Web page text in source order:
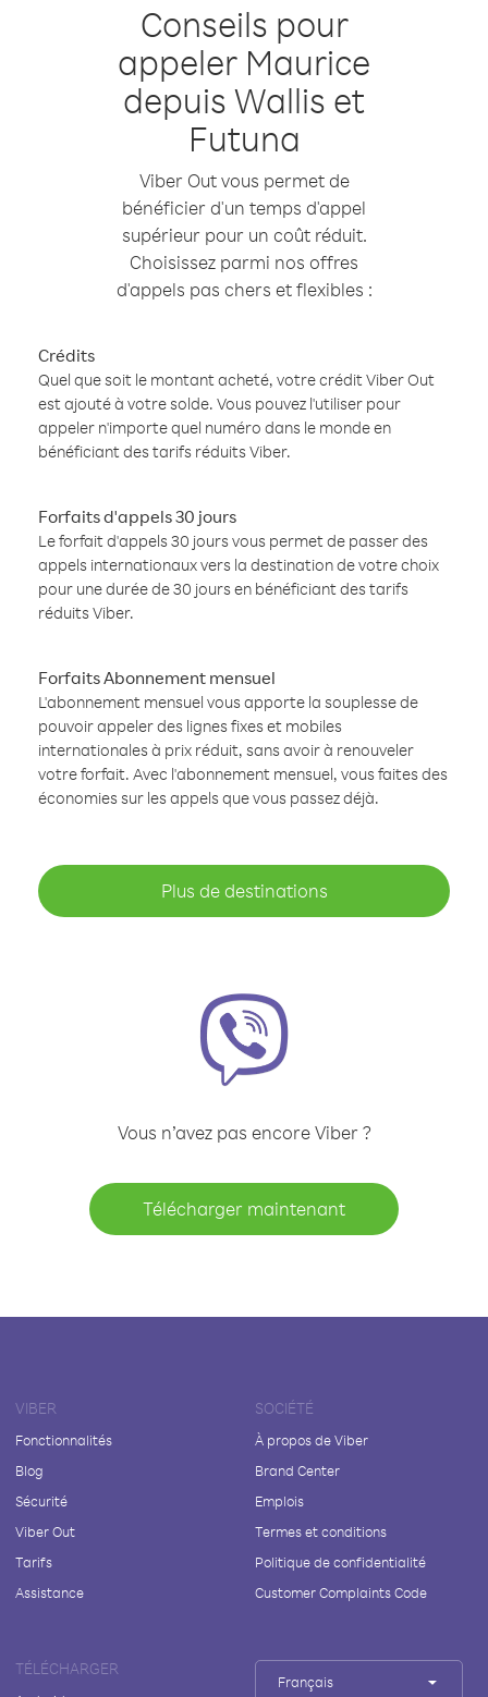
Conseils pour
appeler Maurice
depuis Wallis et
Futuna
Viber Out vous permet de
bénéficier d'un temps d'appel
supérieur pour un coût réduit.
Choisissez parmi nos offres
d'appels pas chers et flexibles :
Crédits
Quel que soit le montant acheté, votre crédit Viber Out
est ajouté à votre solde. Vous pouvez l'utiliser pour
appeler n'importe quel numéro dans le monde en
bénéficiant des tarifs réduits Viber.
Forfaits d'appels 30 jours
Le forfait d'appels 30 jours vous permet de passer des
appels internationaux vers la destination de votre choix
pour une durée de 30 jours en bénéficiant des tarifs
réduits Viber.
Forfaits Abonnement mensuel
L'abonnement mensuel vous apporte la souplesse de
pouvoir appeler des lignes fixes et mobiles
internationales à prix réduit, sans avoir à renouveler
votre forfait. Avec l'abonnement mensuel, vous faites des
économies sur les appels que vous passez déjà.
Plus de destinations
Vous n’avez pas encore Viber ?
Télécharger maintenant
VIBER
Fonctionnalités
Blog
Sécurité
Viber Out
Tarifs
Assistance
SOCIÉTÉ
À propos de Viber
Brand Center
Emplois
Termes et conditions
Politique de confidentialité
Customer Complaints Code
TÉLÉCHARGER
Français